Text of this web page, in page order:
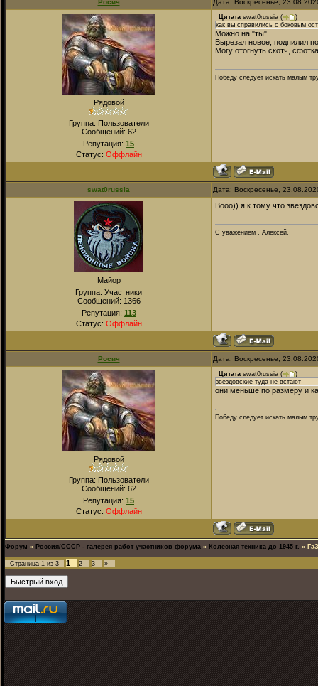
Росич Дата: Воскресенье,
Рядовой
Группа: Пользователи
Сообщений: 62
Репутация: 15
Статус: Оффлайн
Цитата swat0russia (
)
как вы справились с боковым
Можно на "ты".
Вырезал новое, подпилил
Могу отогнуть скотч,
Победу следует искать малым
swat0russia Дата: Воскресенье,
Майор
Группа: Участники
Сообщений: 1366
Репутация: 113
Статус: Оффлайн
Вооо)) я к тому что
С уважением , Алексей.
Росич Дата: Воскресенье,
Рядовой
Группа: Пользователи
Сообщений: 62
Репутация: 15
Статус: Оффлайн
Цитата swat0russia (
)
звездовские туда не встают
они меньше по размеру и
Победу следует искать малым
Форум » Россия/СССР - галерея работ участников форума » Колесная техника до 1945 г. »
Страница 1 из 3 1 2 3 »